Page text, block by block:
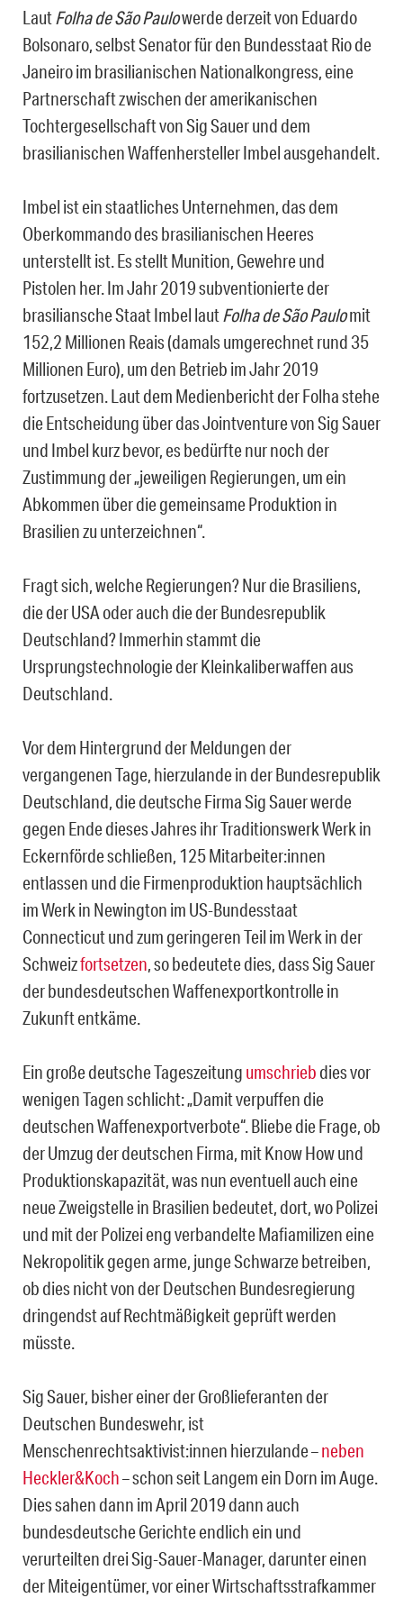
LautFolha de São Paulowerde derzeit von Eduardo
Bolsonaro, selbst Senator für den Bundesstaat Rio de
Janeiro im brasilianischen Nationalkongress, eine
Partnerschaft zwischen der amerikanischen
Tochtergesellschaft von Sig Sauer und dem
brasilianischen Waffenhersteller Imbel ausgehandelt.
Imbel ist ein staatliches Unternehmen, das dem
Oberkommando des brasilianischen Heeres
unterstellt ist. Es stellt Munition, Gewehre und
Pistolen her. Im Jahr 2019 subventionierte der
brasiliansche Staat Imbel lautFolha de São Paulomit
152,2 Millionen Reais (damals umgerechnet rund 35
Millionen Euro), um den Betrieb im Jahr 2019
fortzusetzen. Laut dem Medienbericht der Folha stehe
die Entscheidung über das Jointventure von Sig Sauer
und Imbel kurz bevor, es bedürfte nur noch der
Zustimmung der „jeweiligen Regierungen, um ein
Abkommen über die gemeinsame Produktion in
Brasilien zu unterzeichnen“.
Fragt sich, welche Regierungen? Nur die Brasiliens,
die der USA oder auch die der Bundesrepublik
Deutschland? Immerhin stammt die
Ursprungstechnologie der Kleinkaliberwaffen aus
Deutschland.
Vor dem Hintergrund der Meldungen der
vergangenen Tage, hierzulande in der Bundesrepublik
Deutschland, die deutsche Firma Sig Sauer werde
gegen Ende dieses Jahres ihr Traditionswerk Werk in
Eckernförde schließen, 125 Mitarbeiter:innen
entlassen und die Firmenproduktion hauptsächlich
im Werk in Newington im US-Bundesstaat
Connecticut und zum geringeren Teil im Werk in der
Schweizfortsetzen, so bedeutete dies, dass Sig Sauer
der bundesdeutschen Waffenexportkontrolle in
Zukunft entkäme.
Ein große deutsche Tageszeitung umschriebdies vor
wenigen Tagen schlicht: „Damit verpuffen die
deutschen Waffenexportverbote“. Bliebe die Frage, ob
der Umzug der deutschen Firma, mit Know How und
Produktionskapazität, was nun eventuell auch eine
neue Zweigstelle in Brasilien bedeutet, dort, wo Polizei
und mit der Polizei eng verbandelte Mafiamilizen eine
Nekropolitik gegen arme, junge Schwarze betreiben,
ob dies nicht von der Deutschen Bundesregierung
dringendst auf Rechtmäßigkeit geprüft werden
müsste.
Sig Sauer, bisher einer der Großlieferanten der
Deutschen Bundeswehr, ist
Menschenrechtsaktivist:innen hierzulande –neben
Heckler&Koch– schon seit Langem ein Dorn im Auge.
Dies sahen dann im April 2019 dann auch
bundesdeutsche Gerichte endlich ein und
verurteilten drei Sig-Sauer-Manager, darunter einen
der Miteigentümer, vor einer Wirtschaftsstrafkammer